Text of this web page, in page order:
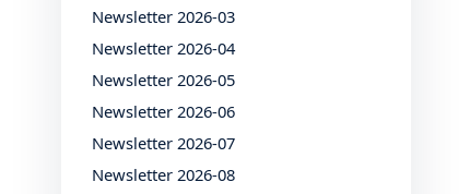
Newsletter 2026-03
Newsletter 2026-04
Newsletter 2026-05
Newsletter 2026-06
Newsletter 2026-07
Newsletter 2026-08